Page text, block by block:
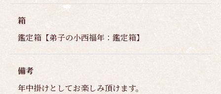
箱
鑑定箱【弟子の小西福年：鑑定箱】
備考
年中掛けとしてお楽しみ頂けます。